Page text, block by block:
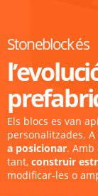
Stoneblock és
Els blocs es van
personalitzades. A
a posicionar. Amb
tant, construir
modificar-les o